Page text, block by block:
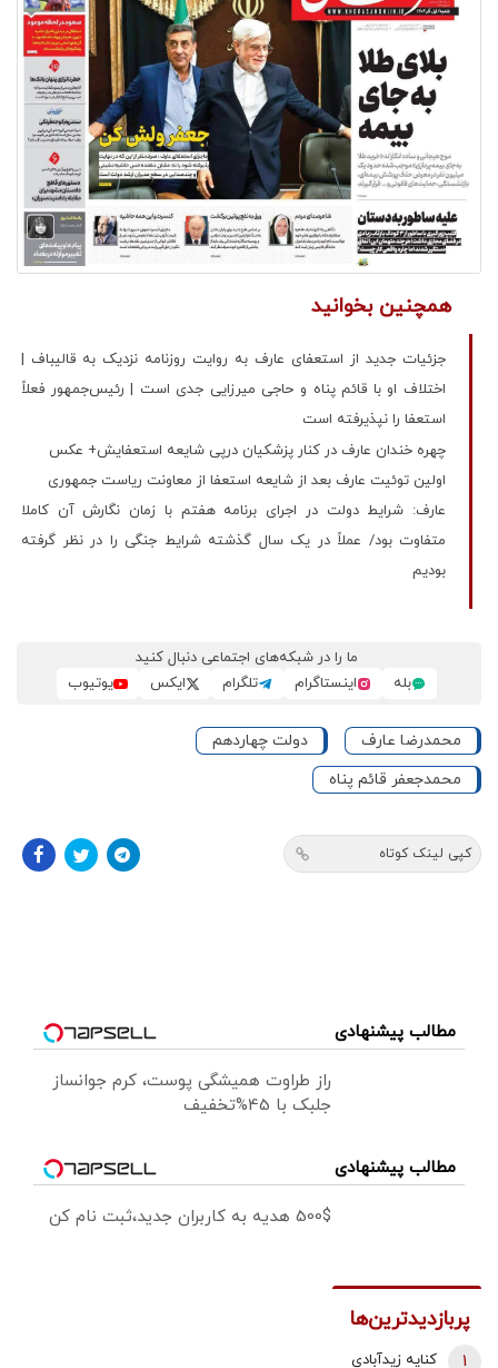
همچنین بخوانید
جزئیات جدید از استعفای عارف به روایت روزنامه نزدیک به قالیباف |
اختلاف او با قائم پناه و حاجی میرزایی جدی است | رئیس‌جمهور فعلاً
استعفا را نپذیرفته است
چهره خندان عارف در کنار پزشکیان درپی شایعه استعفایش+ عکس
اولین توئیت عارف بعد از شایعه استعفا از معاونت ریاست جمهوری
عارف: شرایط دولت در اجرای برنامه هفتم با زمان نگارش آن کاملا
متفاوت بود/ عملاً در یک سال گذشته شرایط جنگی را در نظر گرفته
بودیم
ما را در شبکه‌های اجتماعی دنبال کنید
بله
اینستاگرام تلگرام ایکس یوتیوب
محمدرضا عارف
دولت چهاردهم
محمدجعفر قائم پناه
کپی لینک کوتاه
مطالب پیشنهادی
راز طراوت همیشگی پوست، کرم جوانساز
جلبک با 45%تخفیف
مطالب پیشنهادی
500$ هدیه به کاربران جدید،ثبت نام کن
پربازدیدترین‌ها
کنایه زیدآبادی 1